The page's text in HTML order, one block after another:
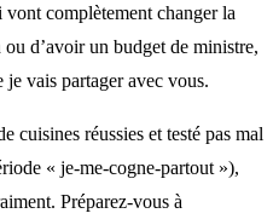
vont complètement changer la
d’avoir un budget de ministre,
je vais partager avec vous.
cuisines réussies et testé pas mal
« je-me-cogne-partout »),
Préparez-vous à